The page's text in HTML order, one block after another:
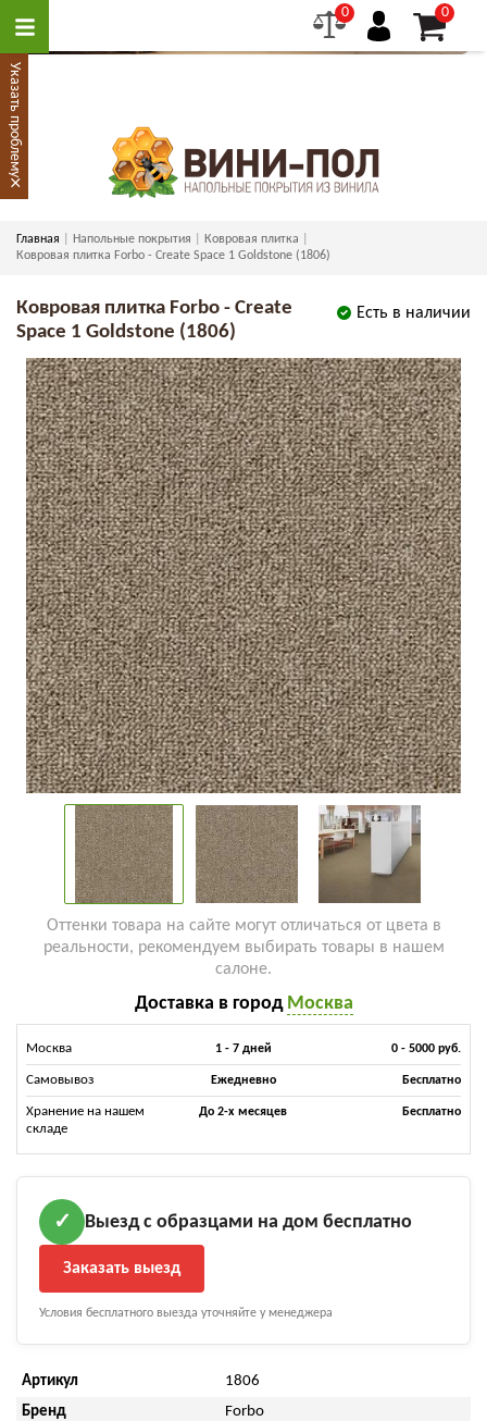
0 0
Главная Напольные покрытия
Ковровая плитка
Ковровая плитка Forbo - Create Space 1 Goldstone (1806)
Есть в наличии
Ковровая плитка Forbo - Create
Space 1 Goldstone (1806)
Оттенки товара на сайте могут отличаться от цвета в
реальности, рекомендуем выбирать товары в нашем
салоне.
Доставка в город Москва
Москва 1 - 7 дней 0 - 5000 руб.
Самовывоз Ежедневно Бесплатно
Хранение на нашем
складе
До 2-х месяцев Бесплатно
✓ Выезд с образцами на дом бесплатно
Заказать выезд
Условия бесплатного выезда уточняйте у менеджера
Артикул
1806
Бренд
Forbo
Указать проблему
×